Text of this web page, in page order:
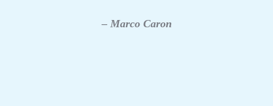
– Marco Caron